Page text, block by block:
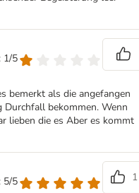
1/5
bemerkt als die angefangen
Durchfall bekommen. Wenn
lieben die es Aber es kommt
5/5
1